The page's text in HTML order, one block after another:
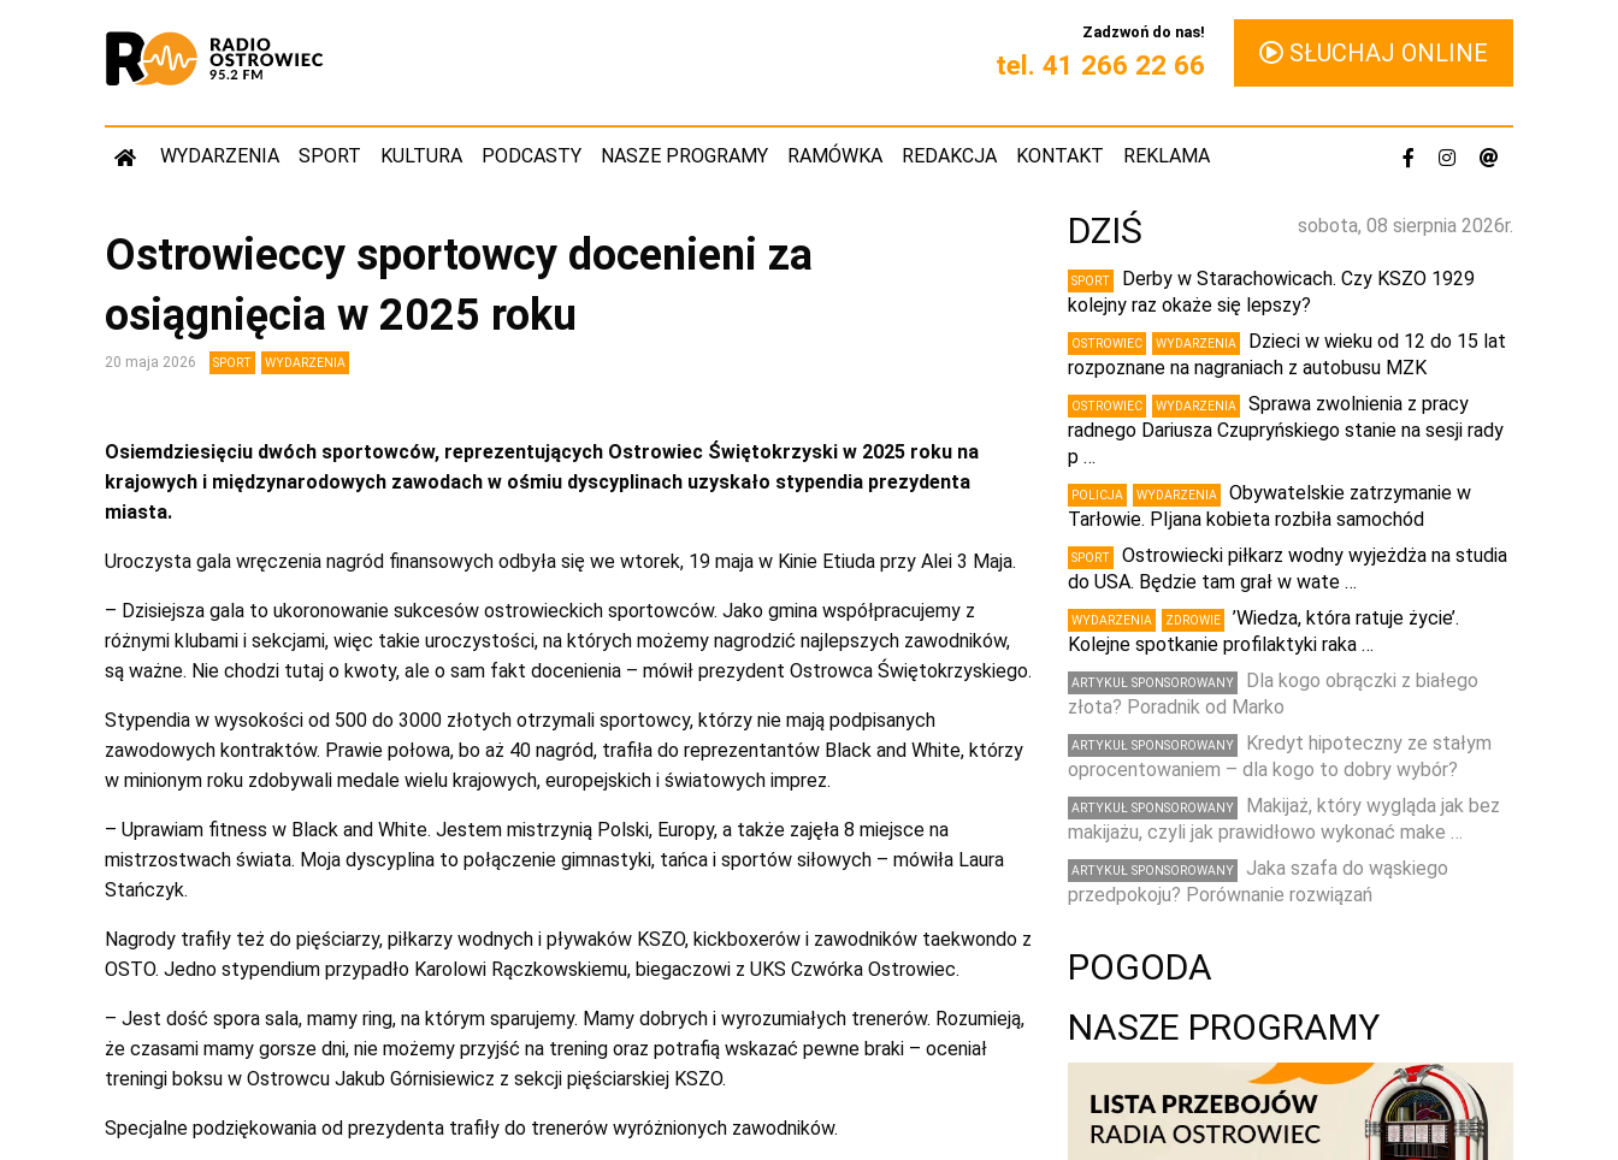
Zadzwoń do nas!
tel. 41 266 22 66 SŁUCHAJ ONLINE
WYDARZENIA SPORT KULTURA PODCASTY NASZE PROGRAMY RAMÓWKA REDAKCJA KONTAKT REKLAMA
Ostrowieccy sportowcy docenieni za
osiągnięcia w 2025 roku
20 maja 2026 SPORT WYDARZENIA
Osiemdziesięciu dwóch sportowców, reprezentujących Ostrowiec Świętokrzyski w 2025 roku na
krajowych i międzynarodowych zawodach w ośmiu dyscyplinach uzyskało stypendia prezydenta
miasta.
Uroczysta gala wręczenia nagród finansowych odbyła się we wtorek, 19 maja w Kinie Etiuda przy Alei 3 Maja.
– Dzisiejsza gala to ukoronowanie sukcesów ostrowieckich sportowców. Jako gmina współpracujemy z
różnymi klubami i sekcjami, więc takie uroczystości, na których możemy nagrodzić najlepszych zawodników,
są ważne. Nie chodzi tutaj o kwoty, ale o sam fakt docenienia – mówił prezydent Ostrowca Świętokrzyskiego.
Stypendia w wysokości od 500 do 3000 złotych otrzymali sportowcy, którzy nie mają podpisanych
zawodowych kontraktów. Prawie połowa, bo aż 40 nagród, trafiła do reprezentantów Black and White, którzy
w minionym roku zdobywali medale wielu krajowych, europejskich i światowych imprez.
– Uprawiam fitness w Black and White. Jestem mistrzynią Polski, Europy, a także zajęła 8 miejsce na
mistrzostwach świata. Moja dyscyplina to połączenie gimnastyki, tańca i sportów siłowych – mówiła Laura
Stańczyk.
Nagrody trafiły też do pięściarzy, piłkarzy wodnych i pływaków KSZO, kickboxerów i zawodników taekwondo z
OSTO. Jedno stypendium przypadło Karolowi Rączkowskiemu, biegaczowi z UKS Czwórka Ostrowiec.
– Jest dość spora sala, mamy ring, na którym sparujemy. Mamy dobrych i wyrozumiałych trenerów. Rozumieją,
że czasami mamy gorsze dni, nie możemy przyjść na trening oraz potrafią wskazać pewne braki – oceniał
treningi boksu w Ostrowcu Jakub Górnisiewicz z sekcji pięściarskiej KSZO.
Specjalne podziękowania od prezydenta trafiły do trenerów wyróżnionych zawodników.
sobota, 08 sierpnia 2026r.
DZIŚ
SPORT
Derby w Starachowicach. Czy KSZO 1929
kolejny raz okaże się lepszy?
OSTROWIEC WYDARZENIA
Dzieci w wieku od 12 do 15 lat
rozpoznane na nagraniach z autobusu MZK
OSTROWIEC WYDARZENIA
Sprawa zwolnienia z pracy
radnego Dariusza Czupryńskiego stanie na sesji rady
p …
POLICJA WYDARZENIA
Obywatelskie zatrzymanie w
Tarłowie. PIjana kobieta rozbiła samochód
SPORT
Ostrowiecki piłkarz wodny wyjeżdża na studia
do USA. Będzie tam grał w wate …
WYDARZENIA ZDROWIE
’Wiedza, która ratuje życie’.
Kolejne spotkanie profilaktyki raka …
ARTYKUŁ SPONSOROWANY
Dla kogo obrączki z białego
złota? Poradnik od Marko
ARTYKUŁ SPONSOROWANY
Kredyt hipoteczny ze stałym
oprocentowaniem – dla kogo to dobry wybór?
ARTYKUŁ SPONSOROWANY
Makijaż, który wygląda jak bez
makijażu, czyli jak prawidłowo wykonać make …
ARTYKUŁ SPONSOROWANY
Jaka szafa do wąskiego
przedpokoju? Porównanie rozwiązań
POGODA
NASZE PROGRAMY